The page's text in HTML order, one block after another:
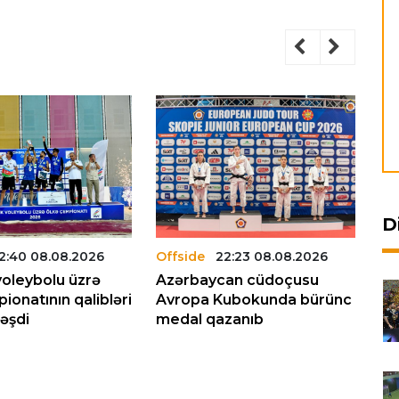
08.08.2026
üzrə
qalibləri
Offside 22:23 08.08.2026
Azərbaycan cüdoçusu
Avropa Kubokunda bürünc
medal qazanıb